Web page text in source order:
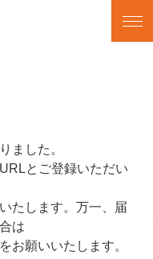
ました。
とご登録いただい
たします。万一、届
は
お願いいたします。